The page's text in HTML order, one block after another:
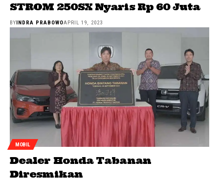
STROM 250SX Nyaris Rp 60 Juta
BY INDRA PRABOWOAPRIL 19, 2023
MOBIL
Dealer Honda Tabanan
Diresmikan